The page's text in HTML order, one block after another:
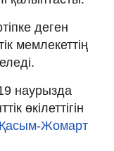
деген
мемлекеттің
наурызда
өкілеттігін
Қасым-Жомарт